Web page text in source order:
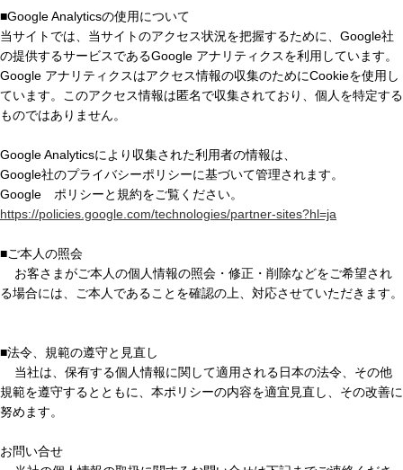
■Google Analyticsの使用について
当サイトでは、当サイトのアクセス状況を把握するために、Google社
の提供するサービスであるGoogle アナリティクスを利用しています。
Google アナリティクスはアクセス情報の収集のためにCookieを使用し
ています。このアクセス情報は匿名で収集されており、個人を特定する
ものではありません。
Google Analyticsにより収集された利用者の情報は、
Google社のプライバシーポリシーに基づいて管理されます。
Google ポリシーと規約をご覧ください。
https://policies.google.com/technologies/partner-sites?hl=ja
■ご本人の照会
お客さまがご本人の個人情報の照会・修正・削除などをご希望され
る場合には、ご本人であることを確認の上、対応させていただきます。
■法令、規範の遵守と見直し
当社は、保有する個人情報に関して適用される日本の法令、その他
規範を遵守するとともに、本ポリシーの内容を適宜見直し、その改善に
努めます。
お問い合せ